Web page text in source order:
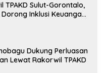
TPAKD Sulut-Gorontalo,
Inklusi Keuangan
Dukung Perluasan
Lewat Rakorwil TPAKD